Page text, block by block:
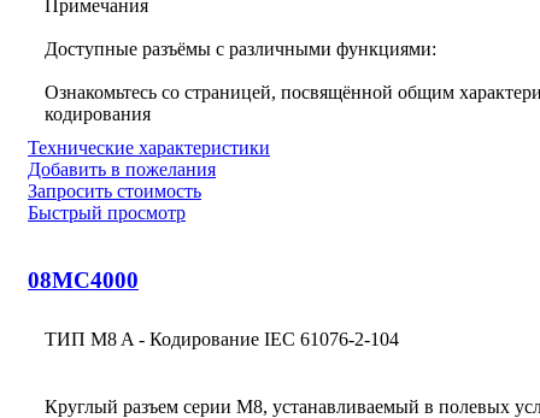
Примечания
Доступные разъёмы с различными функциями:
Ознакомьтесь со страницей, посвящённой общим
кодирования
Технические характеристики
Добавить в пожелания
Запросить стоимость
Быстрый просмотр
08MC4000
ТИП M8 A - Кодирование IEC 61076-2-104
Круглый разъем серии M8, устанавливаемый в полевых